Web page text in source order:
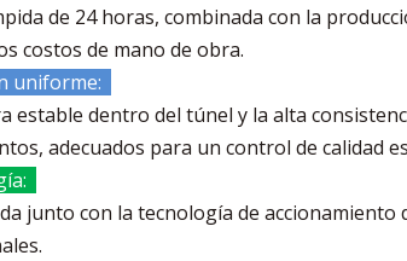
de 24 horas, combinada con la
costos de mano de obra.
uniforme:
estable dentro del túnel y la alta
adecuados para un control de calidad
junto con la tecnología de